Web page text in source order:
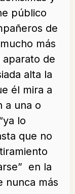
público
de
más
aparato de
alta la
él mira a
a una o
lo
que no
en la
nunca más